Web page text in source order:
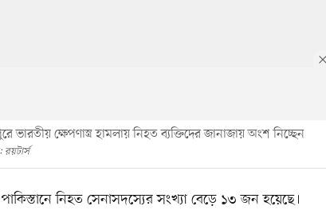
ভারতীয় ক্ষেপণাস্ত্র হামলায় নিহত ব্যক্তিদের জানাজায় অংশ নিচ্ছেন
রয়টার্স
নিহত সেনাসদস্যের সংখ্যা বেড়ে ১৩ জন হয়েছে।